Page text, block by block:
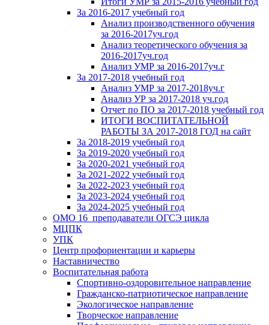
За 2016-2017 учебный год
Анализ производственного обучения
за 2016-2017уч.год
Анализ теоретического обучения за
2016-2017уч.год
Анализ УМР за 2016-2017уч.г
За 2017-2018 учебный год
Анализ УМР за 2017-2018уч.г
Анализ УР за 2017-2018 уч.год
Отчет по ПО за 2017-2018 учебный год
ИТОГИ ВОСПИТАТЕЛЬНОЙ
РАБОТЫ ЗА 2017-2018 ГОД на сайт
За 2018-2019 учебный год
За 2019-2020 учебный год
За 2020-2021 учебный год
За 2021-2022 учебный год
За 2022-2023 учебный год
За 2023-2024 учебный год
За 2024-2025 учебный год
ОМО 16_преподаватели ОГСЭ цикла
МЦПК
УПК
Центр профориентации и карьеры
Наставничество
Воспитательная работа
Спортивно-оздоровительное направление
Гражданско-патриотическое направление
Экологическое направление
Творческое направление